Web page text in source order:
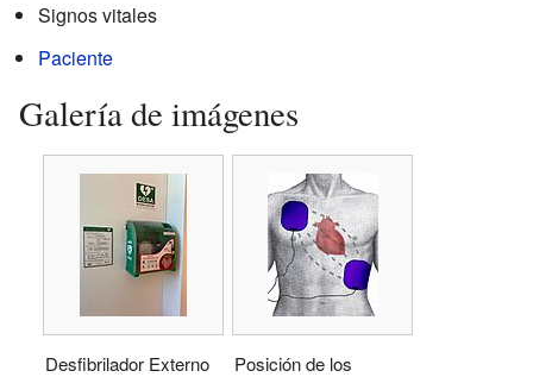
Signos vitales
Paciente
Galería de imágenes
Desfibrilador Externo
Posición de los